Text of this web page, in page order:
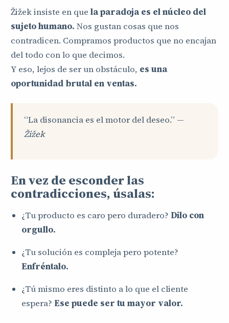
Žižek insiste en que la paradoja es el núcleo del
sujeto humano. Nos gustan cosas que nos
contradicen. Compramos productos que no encajan
del todo con lo que decimos.
Y eso, lejos de ser un obstáculo, es una
oportunidad brutal en ventas.
“La disonancia es el motor del deseo.” —
Žižek
En vez de esconder las
contradicciones, úsalas:
¿Tu producto es caro pero duradero? Dilo con
orgullo.
¿Tu solución es compleja pero potente?
Enfréntalo.
¿Tú mismo eres distinto a lo que el cliente
espera? Ese puede ser tu mayor valor.